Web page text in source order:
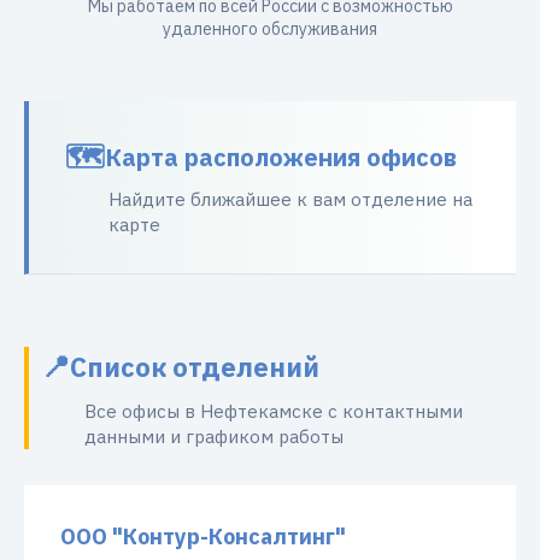
Мы работаем по всей России с возможностью
удаленного обслуживания
Карта расположения офисов
Найдите ближайшее к вам отделение на
карте
Список отделений
Все офисы в Нефтекамске с контактными
данными и графиком работы
ООО "Контур-Консалтинг"